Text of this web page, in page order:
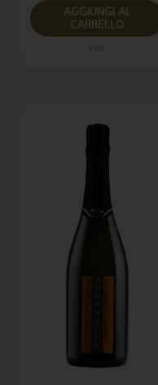
AGGIUNGI AL
CARRELLO